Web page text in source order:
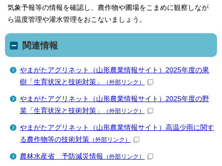
気象予報等の情報を確認し、農作物や圃場をこまめに観察しなが
ら温度管理や灌水管理をおこないましょう。
関連情報
やまがたアグリネット（山形農業情報サイト）2025年度の果
樹「生育状況と技術対策」
（外部リンク）
やまがたアグリネット（山形農業情報サイト）2025年度の野
菜「生育状況と技術対策」
（外部リンク）
やまがたアグリネット（山形農業情報サイト）高温少雨に関す
る農作物等の技術対策 （外部リンク）
農林水産省 予防減災情報 （外部リンク）